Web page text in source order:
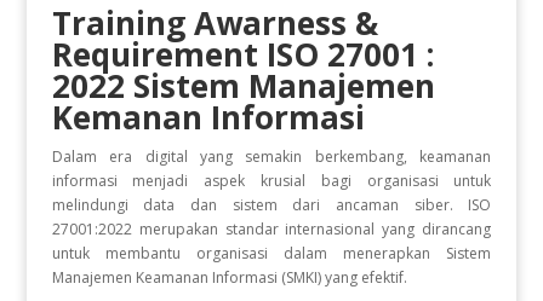
Training Awarness &
Requirement ISO 27001 :
2022 Sistem Manajemen
Kemanan Informasi
Dalam era digital yang semakin berkembang, keamanan
informasi menjadi aspek krusial bagi organisasi untuk
melindungi data dan sistem dari ancaman siber. ISO
27001:2022 merupakan standar internasional yang dirancang
untuk membantu organisasi dalam menerapkan Sistem
Manajemen Keamanan Informasi (SMKI) yang efektif.